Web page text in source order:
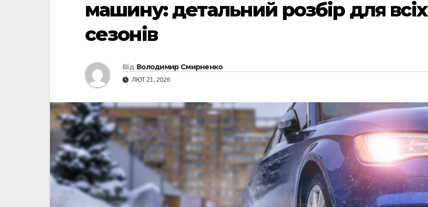
машину: детальний розбір для всіх
сезонів
Від Володимир Смирненко
ЛЮТ 21, 2026